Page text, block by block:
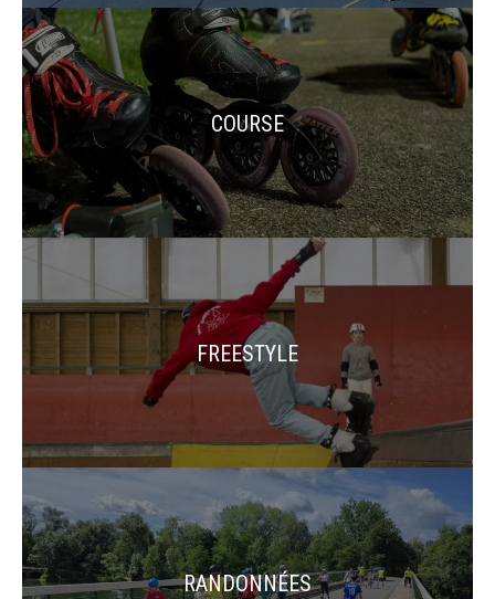
COURSE
FREESTYLE
RANDONNÉES